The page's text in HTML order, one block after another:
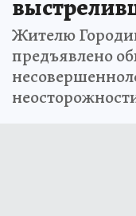
Жителю
предъявлено